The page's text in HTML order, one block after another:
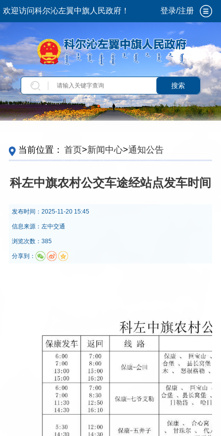
欢迎访问科尔沁左翼中旗人民政府！ 登录/注册
搜索
当前位置： 首页>新闻中心>通知公告
科左中旗农村公交车途经站点发车时间
发布时间： 2025-11-20 15:45
信息来源： 左中交通
浏览次数：385
分享到：